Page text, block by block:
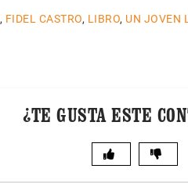
, FIDEL CASTRO, LIBRO, UN JOVEN
¿TE GUSTA ESTE